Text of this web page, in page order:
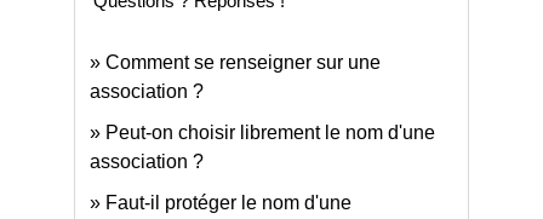
Comment se renseigner sur une
association ?
Peut-on choisir librement le nom d'une
association ?
Faut-il protéger le nom d'une